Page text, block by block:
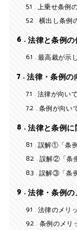
5.1
上乗せ条例
5.2 横出し条例
6
法律と条例
6.1
最高裁が示
7
法律・条例の
7.1
法律が向い
7.2 条例が向い
8
法律と条例
8.1
誤解①「条
8.2 誤解②「条
8.3 誤解③「条
9
法律・条例
9.1
法律のメリ
9.2 条例のメリ